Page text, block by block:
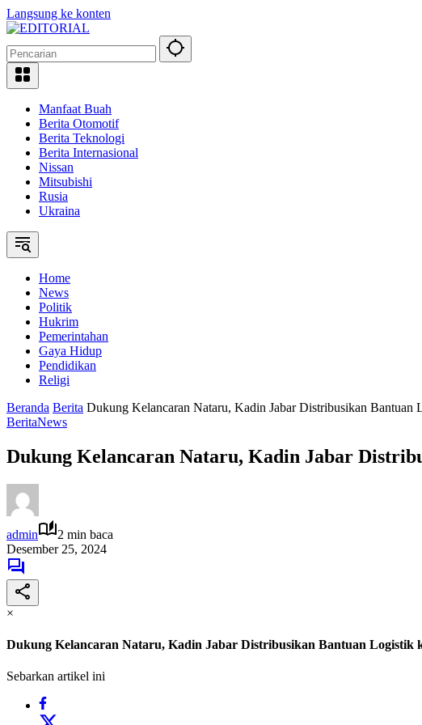
Langsung ke konten
Manfaat Buah
Berita Otomotif
Berita Teknologi
Berita Internasional
Nissan
Mitsubishi
Rusia
Ukraina
Home
News
Politik
Hukrim
Pemerintahan
Gaya Hidup
Pendidikan
Religi
Beranda Berita Dukung Kelancaran Nataru, Kadin Jabar Distribusikan Bantuan
BeritaNews
Dukung Kelancaran Nataru, Kadin Jabar
admin
2 min baca
Desember 25, 2024
×
Dukung Kelancaran Nataru, Kadin Jabar Distribusikan Bantuan Logistik
Sebarkan artikel ini